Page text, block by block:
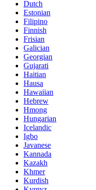
Dutch
Estonian
Filipino
Finnish
Frisian
Galician
Georgian
Gujarati
Haitian
Hausa
Hawaiian
Hebrew
Hmong
Hungarian
Icelandic
Igbo
Javanese
Kannada
Kazakh
Khmer
Kurdish